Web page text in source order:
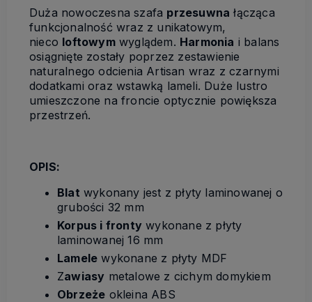
Duża nowoczesna szafa przesuwna łącząca
funkcjonalność wraz z unikatowym,
nieco loftowymwyglądem. Harmonia i balans
osiągnięte zostały poprzez zestawienie
naturalnego odcienia Artisan wraz z czarnymi
dodatkami oraz wstawką lameli. Duże lustro
umieszczone na froncie optycznie powiększa
przestrzeń.
OPIS:
Blat wykonany jest z płyty laminowanej o
grubości 32 mm
Korpus i fronty wykonane z płyty
laminowanej 16 mm
Lamele wykonane z płyty MDF
Zawiasy metalowe z cichym domykiem
Obrzeże okleina ABS